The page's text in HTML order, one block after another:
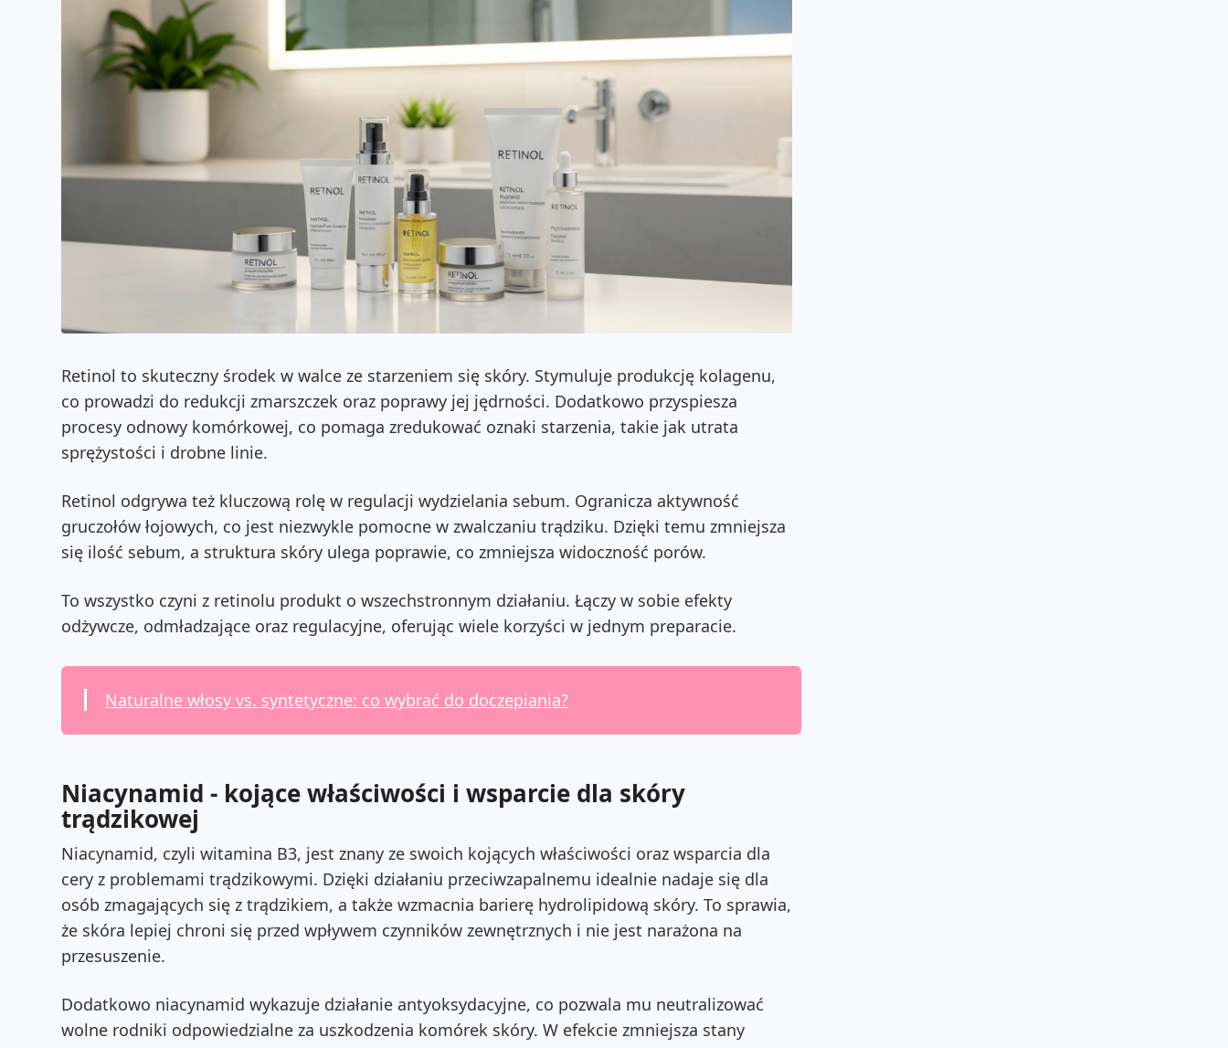
Retinol to skuteczny środek w walce ze starzeniem się skóry. Stymuluje produkcję kolagenu,
co prowadzi do redukcji zmarszczek oraz poprawy jej jędrności. Dodatkowo przyspiesza
procesy odnowy komórkowej, co pomaga zredukować oznaki starzenia, takie jak utrata
sprężystości i drobne linie.
Retinol odgrywa też kluczową rolę w regulacji wydzielania sebum. Ogranicza aktywność
gruczołów łojowych, co jest niezwykle pomocne w zwalczaniu trądziku. Dzięki temu zmniejsza
się ilość sebum, a struktura skóry ulega poprawie, co zmniejsza widoczność porów.
To wszystko czyni z retinolu produkt o wszechstronnym działaniu. Łączy w sobie efekty
odżywcze, odmładzające oraz regulacyjne, oferując wiele korzyści w jednym preparacie.
Naturalne włosy vs. syntetyczne: co wybrać do doczepiania?
Niacynamid - kojące właściwości i wsparcie dla skóry
trądzikowej
Niacynamid, czyli witamina B3, jest znany ze swoich kojących właściwości oraz wsparcia dla
cery z problemami trądzikowymi. Dzięki działaniu przeciwzapalnemu idealnie nadaje się dla
osób zmagających się z trądzikiem, a także wzmacnia barierę hydrolipidową skóry. To sprawia,
że skóra lepiej chroni się przed wpływem czynników zewnętrznych i nie jest narażona na
przesuszenie.
Dodatkowo niacynamid wykazuje działanie antyoksydacyjne, co pozwala mu neutralizować
wolne rodniki odpowiedzialne za uszkodzenia komórek skóry. W efekcie zmniejsza stany